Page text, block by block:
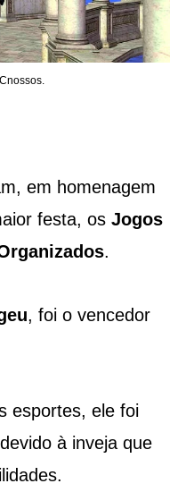
em homenagem
festa, os Jogos
.
, foi o vencedor
esportes, ele foi
à inveja que